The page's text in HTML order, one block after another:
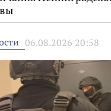
06.08.2026 20:58